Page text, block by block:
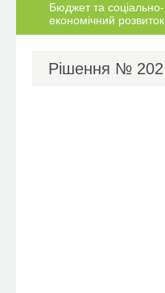
Бюджет та соціально-
економічний розвиток
Рішення № 202